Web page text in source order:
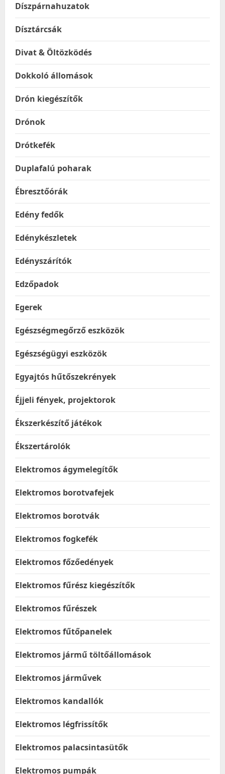
Díszpárnahuzatok
Dísztárcsák
Divat & Öltözködés
Dokkoló állomások
Drón kiegészítők
Drónok
Drótkefék
Duplafalú poharak
Ébresztőórák
Edény fedők
Edénykészletek
Edényszárítók
Edzőpadok
Egerek
Egészségmegőrző eszközök
Egészségügyi eszközök
Egyajtós hűtőszekrények
Éjjeli fények, projektorok
Ékszerkészítő játékok
Ékszertárolók
Elektromos ágymelegítők
Elektromos borotvafejek
Elektromos borotvák
Elektromos fogkefék
Elektromos főzőedények
Elektromos fűrész kiegészítők
Elektromos fűrészek
Elektromos fűtőpanelek
Elektromos jármű töltőállomások
Elektromos járművek
Elektromos kandallók
Elektromos légfrissítők
Elektromos palacsintasütők
Elektromos pumpák